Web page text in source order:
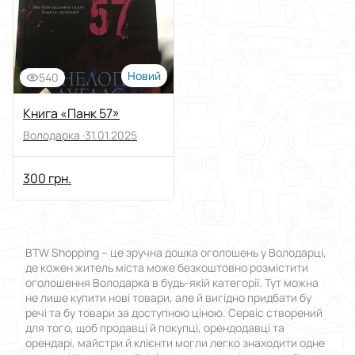
540 Новий
Книга «Панк 57»
Володарка ·31.01.2025
300 грн.
BTW Shopping – це зручна дошка оголошень у Володарці,
де кожен житель міста може безкоштовно розмістити
оголошення Володарка в будь-якій категорії. Тут можна
не лише купити нові товари, але й вигідно придбати бу
речі та бу товари за доступною ціною. Сервіс створений
для того, щоб продавці й покупці, орендодавці та
орендарі, майстри й клієнти могли легко знаходити одне